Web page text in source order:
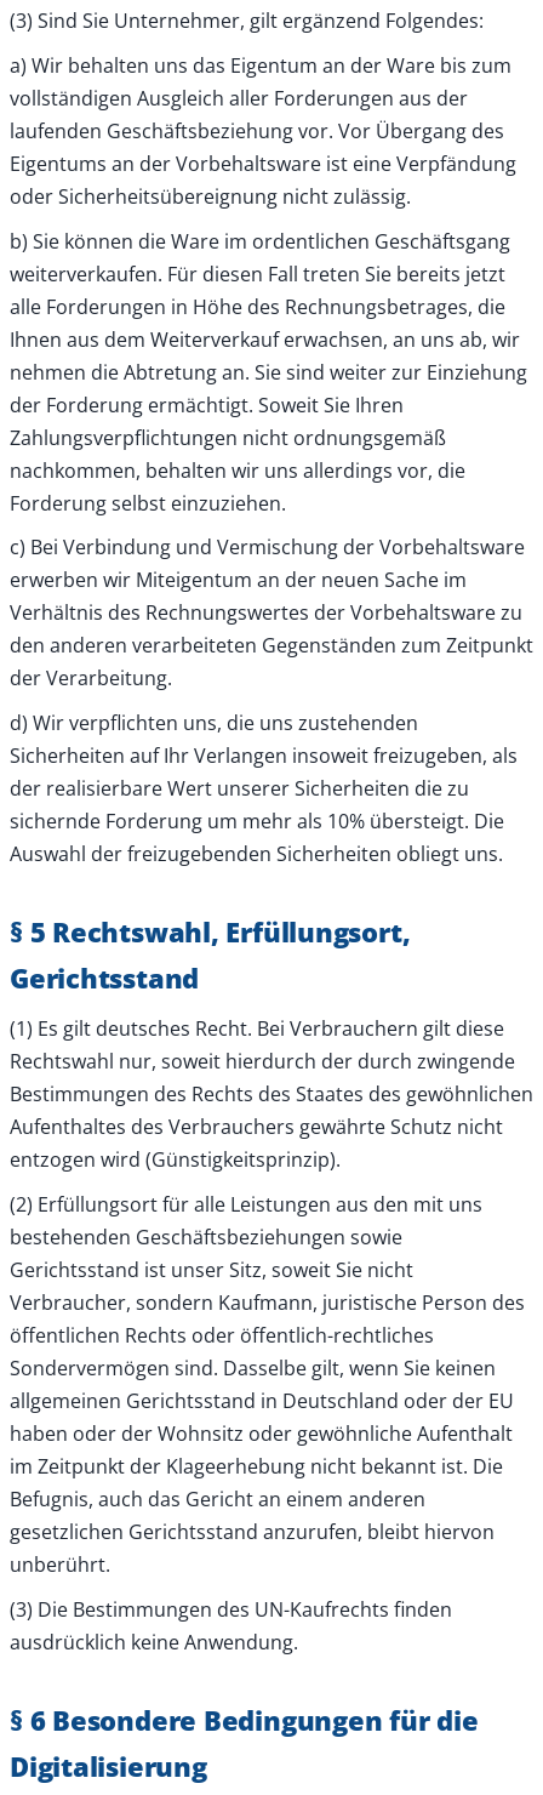
(3) Sind Sie Unternehmer, gilt ergänzend Folgendes:
a) Wir behalten uns das Eigentum an der Ware bis zum
vollständigen Ausgleich aller Forderungen aus der
laufenden Geschäftsbeziehung vor. Vor Übergang des
Eigentums an der Vorbehaltsware ist eine Verpfändung
oder Sicherheitsübereignung nicht zulässig.
b) Sie können die Ware im ordentlichen Geschäftsgang
weiterverkaufen. Für diesen Fall treten Sie bereits jetzt
alle Forderungen in Höhe des Rechnungsbetrages, die
Ihnen aus dem Weiterverkauf erwachsen, an uns ab, wir
nehmen die Abtretung an. Sie sind weiter zur Einziehung
der Forderung ermächtigt. Soweit Sie Ihren
Zahlungsverpflichtungen nicht ordnungsgemäß
nachkommen, behalten wir uns allerdings vor, die
Forderung selbst einzuziehen.
c) Bei Verbindung und Vermischung der Vorbehaltsware
erwerben wir Miteigentum an der neuen Sache im
Verhältnis des Rechnungswertes der Vorbehaltsware zu
den anderen verarbeiteten Gegenständen zum Zeitpunkt
der Verarbeitung.
d) Wir verpflichten uns, die uns zustehenden
Sicherheiten auf Ihr Verlangen insoweit freizugeben, als
der realisierbare Wert unserer Sicherheiten die zu
sichernde Forderung um mehr als 10% übersteigt. Die
Auswahl der freizugebenden Sicherheiten obliegt uns.
§ 5 Rechtswahl, Erfüllungsort,
Gerichtsstand
(1) Es gilt deutsches Recht. Bei Verbrauchern gilt diese
Rechtswahl nur, soweit hierdurch der durch zwingende
Bestimmungen des Rechts des Staates des gewöhnlichen
Aufenthaltes des Verbrauchers gewährte Schutz nicht
entzogen wird (Günstigkeitsprinzip).
(2) Erfüllungsort für alle Leistungen aus den mit uns
bestehenden Geschäftsbeziehungen sowie
Gerichtsstand ist unser Sitz, soweit Sie nicht
Verbraucher, sondern Kaufmann, juristische Person des
öffentlichen Rechts oder öffentlich-rechtliches
Sondervermögen sind. Dasselbe gilt, wenn Sie keinen
allgemeinen Gerichtsstand in Deutschland oder der EU
haben oder der Wohnsitz oder gewöhnliche Aufenthalt
im Zeitpunkt der Klageerhebung nicht bekannt ist. Die
Befugnis, auch das Gericht an einem anderen
gesetzlichen Gerichtsstand anzurufen, bleibt hiervon
unberührt.
(3) Die Bestimmungen des UN-Kaufrechts finden
ausdrücklich keine Anwendung.
§ 6 Besondere Bedingungen für die
Digitalisierung